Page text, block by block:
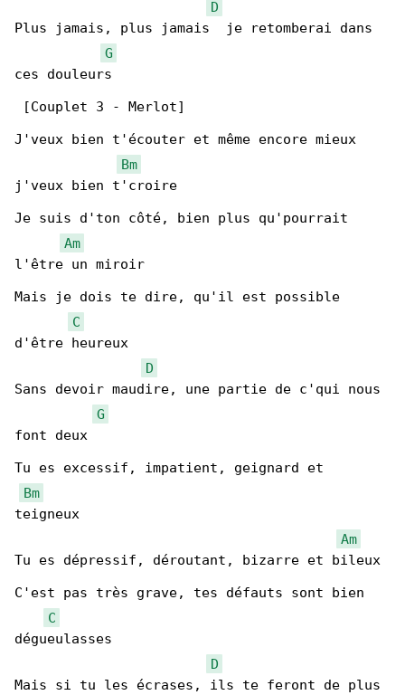
D
Plus jamais, plus jamais  je retomberai dans
G
ces douleurs
[Couplet 3 - Merlot]
J'veux bien t'écouter et même encore mieux
Bm
j'veux bien t'croire
Je suis d'ton côté, bien plus qu'pourrait
Am
l'être un miroir
Mais je dois te dire, qu'il est possible
C
d'être heureux
D
Sans devoir maudire, une partie de c'qui nous
G
font deux
Tu es excessif, impatient, geignard et
Bm
teigneux
Am
Tu es dépressif, déroutant, bizarre et bileux
C'est pas très grave, tes défauts sont bien
C
dégueulasses
D
Mais si tu les écrases, ils te feront de plus